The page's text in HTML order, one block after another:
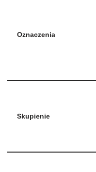
Oznaczenia
Skupienie